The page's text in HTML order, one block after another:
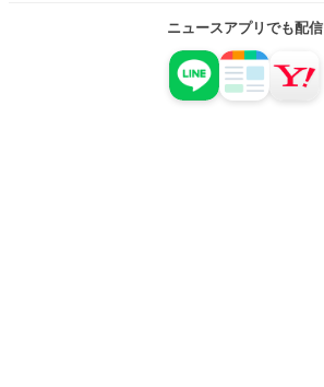
ニュースアプリでも配信